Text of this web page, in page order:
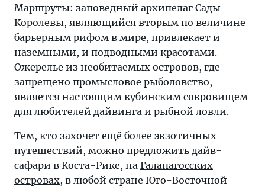
Маршруты: заповедный архипелаг Сады
Королевы, являющийся вторым по величине
барьерным рифом в мире, привлекает и
наземными, и подводными красотами.
Ожерелье из необитаемых островов, где
запрещено промысловое рыболовство,
является настоящим кубинским сокровищем
для любителей дайвинга и рыбной ловли.
Тем, кто захочет ещё более экзотичных
путешествий, можно предложить дайв-
сафари в Коста-Рике, на Галапагосских
островах, в любой стране Юго-Восточной